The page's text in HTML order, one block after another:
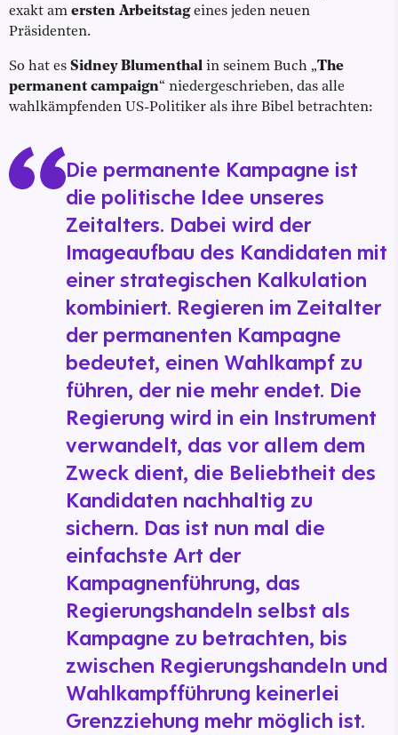
exakt am ersten Arbeitstageines jeden neuen
Präsidenten.
So hat es Sidney Blumenthal in seinem Buch „The
permanent campaign“ niedergeschrieben, das alle
wahlkämpfenden US-Politiker als ihre Bibel betrachten:
Die permanente Kampagne ist
die politische Idee unseres
Zeitalters. Dabei wird der
Imageaufbau des Kandidaten mit
einer strategischen Kalkulation
kombiniert. Regieren im Zeitalter
der permanenten Kampagne
bedeutet, einen Wahlkampf zu
führen, der nie mehr endet. Die
Regierung wird in ein Instrument
verwandelt, das vor allem dem
Zweck dient, die Beliebtheit des
Kandidaten nachhaltig zu
sichern. Das ist nun mal die
einfachste Art der
Kampagnenführung, das
Regierungshandeln selbst als
Kampagne zu betrachten, bis
zwischen Regierungshandeln und
Wahlkampfführung keinerlei
Grenzziehung mehr möglich ist.